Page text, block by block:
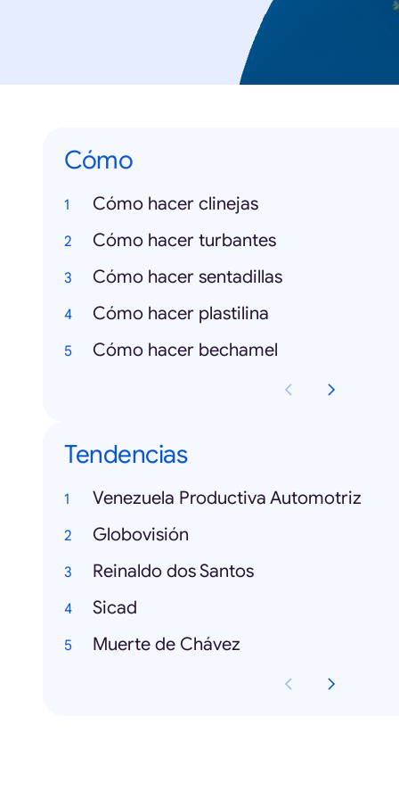
Cómo
Cómo hacer clinejas
Cómo hacer turbantes
Cómo hacer sentadillas
Cómo hacer plastilina
Cómo hacer bechamel
Tendencias
Venezuela Productiva Automotriz
Globovisión
Reinaldo dos Santos
Sicad
Muerte de Chávez